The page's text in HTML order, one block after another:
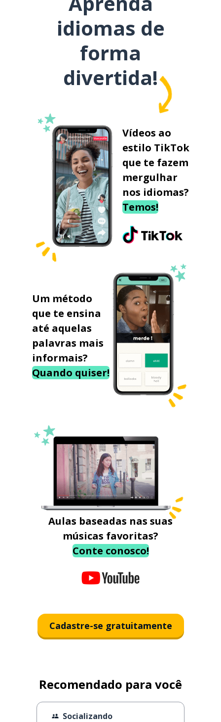
idiomas de
forma
divertida!
Vídeos ao
estilo TikTok
que te fazem
mergulhar
nos idiomas?
Temos!
Um método
que te ensina
até aquelas
palavras mais
informais?
Quando quiser!
Aulas baseadas nas suas
músicas favoritas?
Conte conosco!
Cadastre-se gratuitamente
Recomendado para você
Socializando